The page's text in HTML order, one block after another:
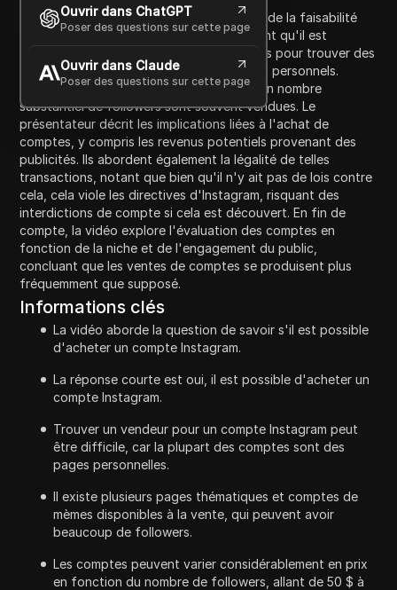
Ouvrir dans ChatGPT
Poser des questions sur cette page
Ouvrir dans Claude
Poser des questions sur cette page
Dans cette vidéo, le présentateur discute de la faisabilité
d'acheter un compte Instagram, confirmant qu'il est
possible. Ils expliquent les défis rencontrés pour trouver des
vendeurs, car la plupart des comptes sont personnels.
Cependant, les pages thématiques avec un nombre
substantiel de followers sont souvent vendues. Le
présentateur décrit les implications liées à l'achat de
comptes, y compris les revenus potentiels provenant des
publicités. Ils abordent également la légalité de telles
transactions, notant que bien qu'il n'y ait pas de lois contre
cela, cela viole les directives d'Instagram, risquant des
interdictions de compte si cela est découvert. En fin de
compte, la vidéo explore l'évaluation des comptes en
fonction de la niche et de l'engagement du public,
concluant que les ventes de comptes se produisent plus
fréquemment que supposé.
Informations clés
La vidéo aborde la question de savoir s'il est possible
d'acheter un compte Instagram.
La réponse courte est oui, il est possible d'acheter un
compte Instagram.
Trouver un vendeur pour un compte Instagram peut
être difficile, car la plupart des comptes sont des
pages personnelles.
Il existe plusieurs pages thématiques et comptes de
mèmes disponibles à la vente, qui peuvent avoir
beaucoup de followers.
Les comptes peuvent varier considérablement en prix
en fonction du nombre de followers, allant de 50 $ à